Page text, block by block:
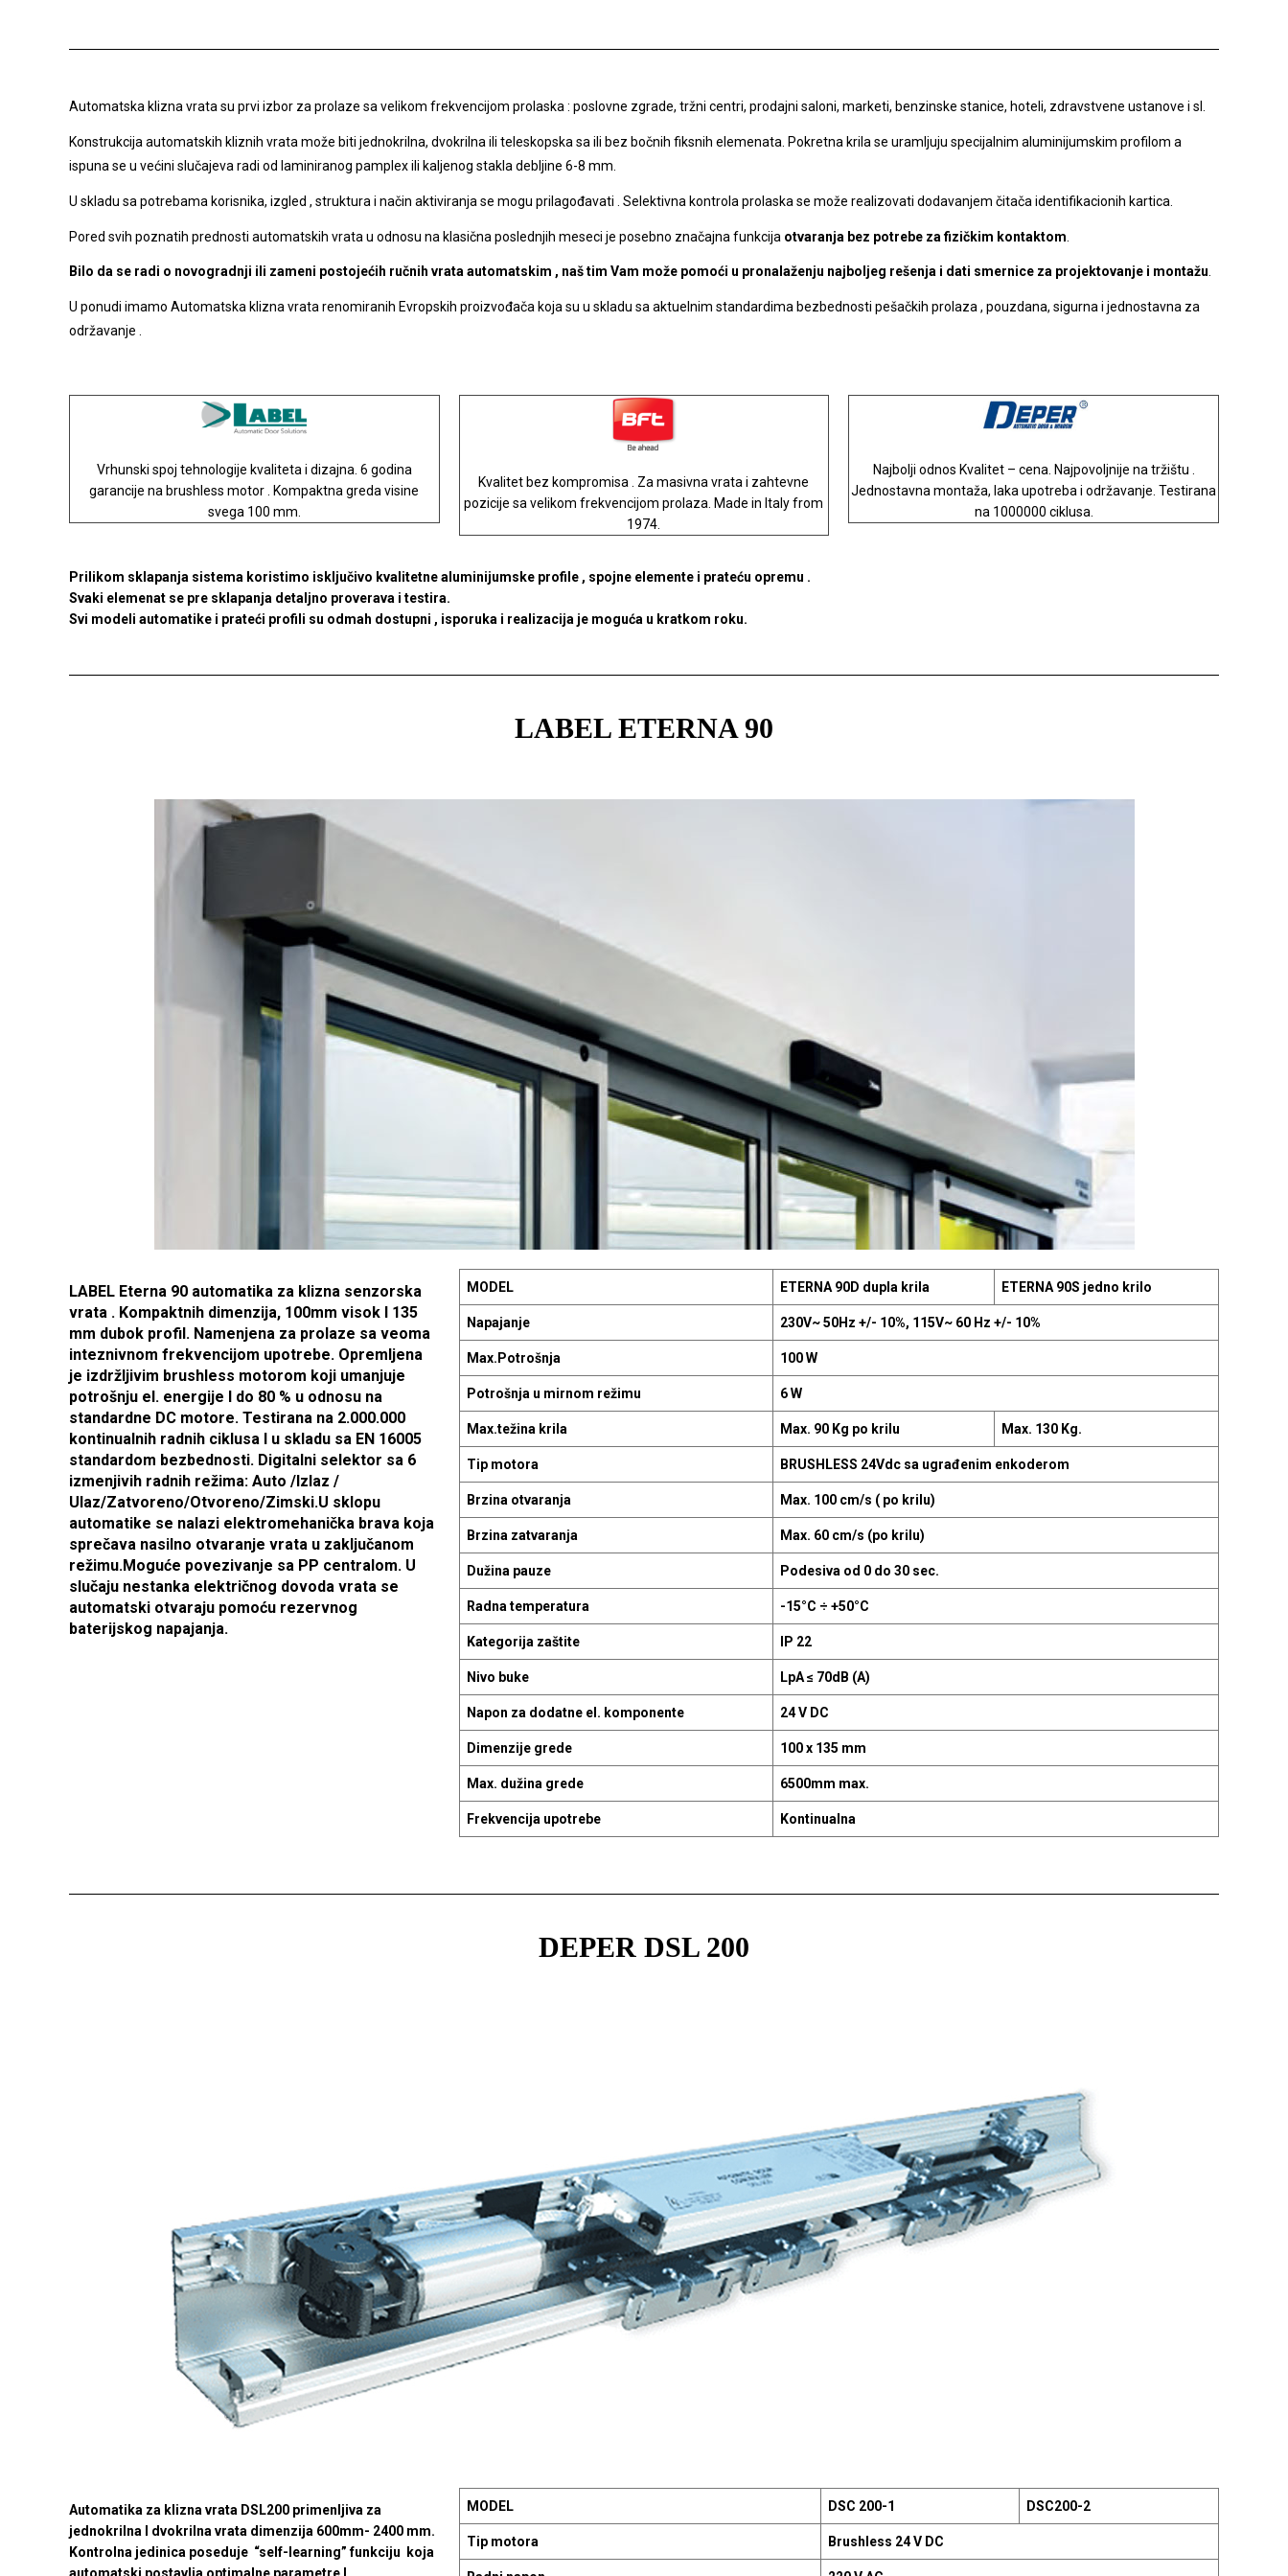
Automatska klizna vrata su prvi izbor za prolaze sa velikom frekvencijom prolaska : poslovne zgrade, tržni centri, prodajni saloni, marketi, benzinske stanice, hoteli, zdravstvene ustanove i sl.
Konstrukcija automatskih kliznih vrata može biti jednokrilna, dvokrilna ili teleskopska sa ili bez bočnih fiksnih elemenata. Pokretna krila se uramljuju specijalnim aluminijumskim profilom a
ispuna se u većini slučajeva radi od laminiranog pamplex ili kaljenog stakla debljine 6-8 mm.
U skladu sa potrebama korisnika, izgled , struktura i način aktiviranja se mogu prilagođavati . Selektivna kontrola prolaska se može realizovati dodavanjem čitača identifikacionih kartica.
Pored svih poznatih prednosti automatskih vrata u odnosu na klasična poslednjih meseci je posebno značajna funkcija otvaranja bez potrebe za fizičkim kontaktom
Bilo da se radi o novogradnji ili zameni postojećih ručnih vrata automatskim , naš tim Vam može pomoći u pronalaženju najboljeg rešenja i dati smernice za projektovanje i montažu.
U ponudi imamo Automatska klizna vrata renomiranih Evropskih proizvođača koja su u skladu sa aktuelnim standardima bezbednosti pešačkih prolaza , pouzdana, sigurna i jednostavna za
održavanje .
Vrhunski spoj tehnologije kvaliteta i dizajna. 6 godina
garancije na brushless motor . Kompaktna greda visine
svega 100 mm.
Kvalitet bez kompromisa . Za masivna vrata i zahtevne
pozicije sa velikom frekvencijom prolaza. Made in Italy from
1974.
Najbolji odnos Kvalitet – cena. Najpovoljnije na tržištu .
Jednostavna montaža, laka upotreba i održavanje. Testirana
na 1000000 ciklusa.
Prilikom sklapanja sistema koristimo isključivo kvalitetne aluminijumske profile , spojne elemente i prateću opremu .
Svaki elemenat se pre sklapanja detaljno proverava i testira.
Svi modeli automatike i prateći profili su odmah dostupni , isporuka i realizacija je moguća u kratkom roku.
LABEL ETERNA 90
LABEL Eterna 90 automatika za klizna senzorska
vrata . Kompaktnih dimenzija, 100mm visok I 135
mm dubok profil. Namenjena za prolaze sa veoma
inteznivnom frekvencijom upotrebe. Opremljena
je izdržljivim brushless motorom koji umanjuje
potrošnju el. energije I do 80 % u odnosu na
standardne DC motore. Testirana na 2.000.000
kontinualnih radnih ciklusa I u skladu sa EN 16005
standardom bezbednosti. Digitalni selektor sa 6
izmenjivih radnih režima: Auto /Izlaz /
Ulaz/Zatvoreno/Otvoreno/Zimski.U sklopu
automatike se nalazi elektromehanička brava koja
sprečava nasilno otvaranje vrata u zaključanom
režimu.Moguće povezivanje sa PP centralom. U
slučaju nestanka električnog dovoda vrata se
automatski otvaraju pomoću rezervnog
baterijskog napajanja.
MODEL ETERNA 90D dupla krila ETERNA 90S jedno krilo
Napajanje 230V~ 50Hz +/- 10%, 115V~ 60 Hz +/- 10%
Max.Potrošnja 100 W
Potrošnja u mirnom režimu 6 W
Max.težina krila Max. 90 Kg po krilu Max. 130 Kg.
Tip motora BRUSHLESS 24Vdc sa ugrađenim enkoderom
Brzina otvaranja Max. 100 cm/s ( po krilu)
Brzina zatvaranja Max. 60 cm/s (po krilu)
Dužina pauze Podesiva od 0 do 30 sec.
Radna temperatura -15°C ÷ +50°C
Kategorija zaštite IP 22
Nivo buke LpA ≤ 70dB (A)
Napon za dodatne el. komponente 24 V DC
Dimenzije grede 100 x 135 mm
Max. dužina grede 6500mm max.
Frekvencija upotrebe Kontinualna
DEPER DSL 200
Automatika za klizna vrata DSL200 primenljiva za
jednokrilna I dvokrilna vrata dimenzija 600mm- 2400 mm.
Kontrolna jedinica poseduje “self-learning” funkciju koja
automatski postavlja optimalne parametre I
MODEL DSC 200-1 DSC200-2
Tip motora Brushless 24 V DC